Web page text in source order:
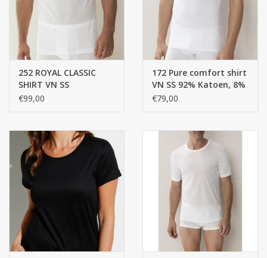
252 ROYAL CLASSIC
SHIRT VN SS
€99,00
172 Pure comfort shirt
VN SS 92% Katoen, 8%
Elasthan, single jersey
€79,00